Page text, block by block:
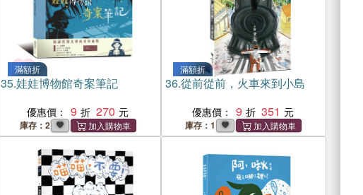
滿額折
35.娃娃博物館奇案筆記
優惠價： 9 270
庫存：2
滿額折
36.從前從前，火車來到小島
優惠價： 9 351
庫存：1